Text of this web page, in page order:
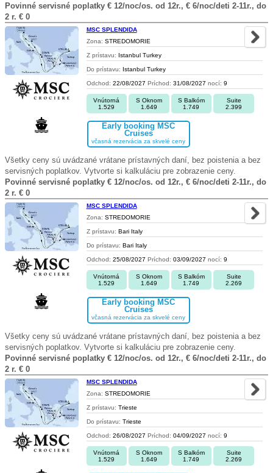
Povinné servisné poplatky € 12/noc/os. od 12r., € 6/noc/deti 2-11r., do
2 r. € 0
MSC SPLENDIDA
Zona: STREDOMORIE
Z prístavu: Istanbul Turkey
Do prístavu: Istanbul Turkey
Odchod: 22/08/2027 Príchod: 31/08/2027 nocí: 9
Vnútorná
1.529
S Oknom
1.649
S Balkóm
1.749
Suite
2.399
Early booking MSC
Cruises
včasná rezervácia za skvelé ceny
Všetky ceny sú uvádzané vrátane prístavných daní, bez poistenia a bez
servisných poplatkov. Vytvorte si kalkuláciu pre zobrazenie ceny.
Povinné servisné poplatky € 12/noc/os. od 12r., € 6/noc/deti 2-11r., do
2 r. € 0
MSC SPLENDIDA
Zona: STREDOMORIE
Z prístavu: Bari Italy
Do prístavu: Bari Italy
Odchod: 25/08/2027 Príchod: 03/09/2027 nocí: 9
Vnútorná
1.529
S Oknom
1.649
S Balkóm
1.749
Suite
2.269
Early booking MSC
Cruises
včasná rezervácia za skvelé ceny
Všetky ceny sú uvádzané vrátane prístavných daní, bez poistenia a bez
servisných poplatkov. Vytvorte si kalkuláciu pre zobrazenie ceny.
Povinné servisné poplatky € 12/noc/os. od 12r., € 6/noc/deti 2-11r., do
2 r. € 0
MSC SPLENDIDA
Zona: STREDOMORIE
Z prístavu: Trieste
Do prístavu: Trieste
Odchod: 26/08/2027 Príchod: 04/09/2027 nocí: 9
Vnútorná
1.529
S Oknom
1.649
S Balkóm
1.749
Suite
2.269